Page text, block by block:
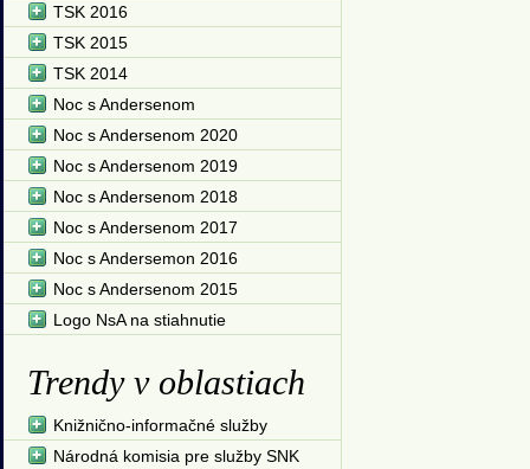
TSK 2016
TSK 2015
TSK 2014
Noc s Andersenom
Noc s Andersenom 2020
Noc s Andersenom 2019
Noc s Andersenom 2018
Noc s Andersenom 2017
Noc s Andersemon 2016
Noc s Andersenom 2015
Logo NsA na stiahnutie
Trendy v oblastiach
Knižnično-informačné služby
Národná komisia pre služby SNK